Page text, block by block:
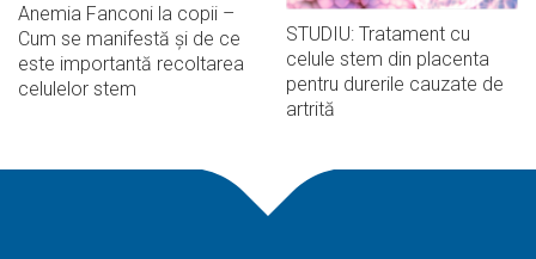
Anemia Fanconi la copii –
Cum se manifestă și de ce
este importantă recoltarea
celulelor stem
STUDIU: Tratament cu
celule stem din placenta
pentru durerile cauzate de
artrită